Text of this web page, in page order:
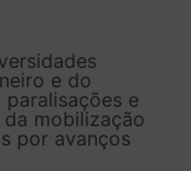
e do
paralisações e
mobilização
por avanços